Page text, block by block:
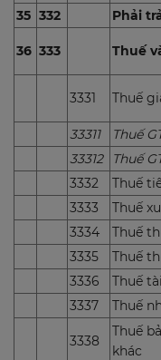
35 332 Phải
36 333 Thuế
3331 Thuế
33311
Thuế
33312
Thuế
3332
Thuế
3333
Thuế
3334
Thuế
3335
Thuế
3336
Thuế
3337
Thuế
3338
Thuế
khác